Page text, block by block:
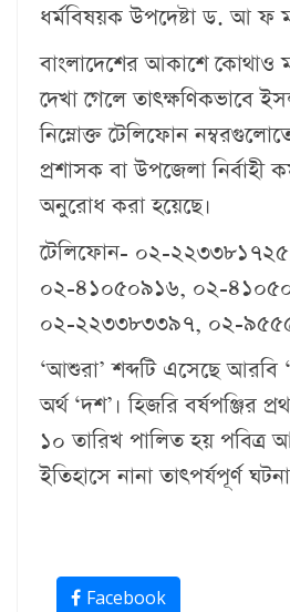
ধর্মবিষয়ক উপদেষ্টা ড. আ ফ
বাংলাদেশের আকাশে কোথাও
দেখা গেলে তাৎক্ষণিকভাবে
নিম্নোক্ত টেলিফোন
প্রশাসক বা উপজেলা নির্বাহী
অনুরোধ করা হয়েছে।
টেলিফোন- ০২-
০২-৪১০৫০৯১৬, ০২-
০২-২২৩৩৮৩৩৯৭, ০২-
‘আশুরা’ শব্দটি এসেছে আরবি
অর্থ ‘দশ’। হিজরি বর্ষপঞ্জির
১০ তারিখ পালিত হয় পবিত্র
ইতিহাসে নানা তাৎপর্যপূর্ণ
Facebook